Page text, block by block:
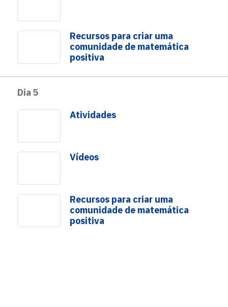
Números Aproximados
Recursos para criar uma
comunidade de matemática
positiva
Dia 5
Atividades
Vídeos
Recursos para criar uma
comunidade de matemática
positiva